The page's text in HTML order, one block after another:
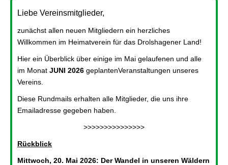
Liebe Vereinsmitglieder,
zunächst allen neuen Mitgliedern ein herzliches
Willkommen im Heimatverein für das Drolshagener Land!
Hier ein Überblick über einige im Mai gelaufenen und alle
im Monat JUNI 2026 geplantenVeranstaltungen unseres
Vereins.
Diese Rundmails erhalten alle Mitglieder, die uns ihre
Emailadresse gegeben haben.
>>>>>>>>>>>>>>>
Rückblick
Mittwoch, 20. Mai 2026: Der Wandel in unseren Wäldern